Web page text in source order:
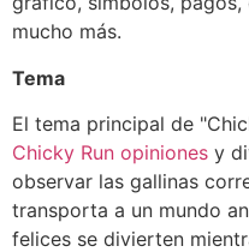
mucho más.
Tema
El tema principal de
Chicky Run opiniones y
observar las gallinas
transporta a un mundo
felices se divierten